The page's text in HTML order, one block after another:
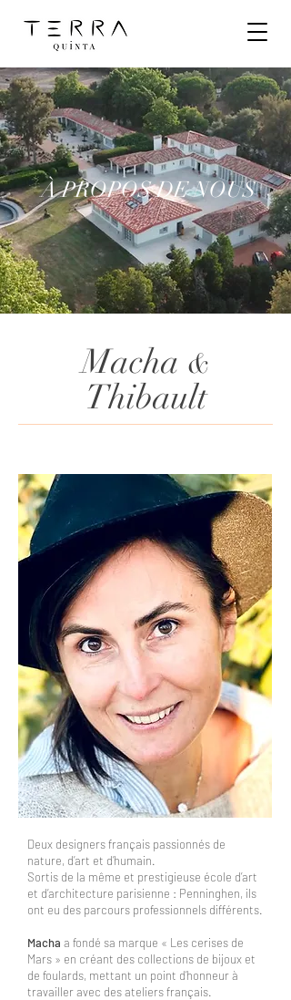
À PROPOS DE NOUS
Macha &
Thibault
Deux designers français passionnés de
nature, d’art et d’humain.
Sortis de la même et prestigieuse école d’art
et d’architecture parisienne : Penninghen, ils
ont eu des parcours professionnels différents.
Macha a fondé sa marque « Les cerises de
Mars » en créant des collections de bijoux et
de foulards, mettant un point d’honneur à
travailler avec des ateliers français.